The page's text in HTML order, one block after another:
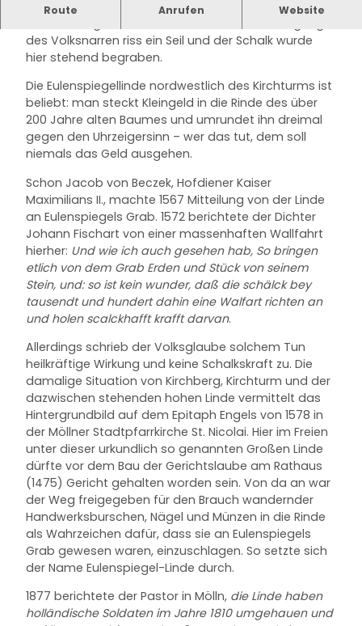
Route Anrufen Website
Unter der Eulenspiegel-Linde soll Till Eulenspiegel
des Volksnarren riss ein Seil und der Schalk wurde
hier stehend begraben.
Die Eulenspiegellinde nordwestlich des Kirchturms ist
beliebt: man steckt Kleingeld in die Rinde des über
200 Jahre alten Baumes und umrundet ihn dreimal
gegen den Uhrzeigersinn – wer das tut, dem soll
niemals das Geld ausgehen.
Schon Jacob von Beczek, Hofdiener Kaiser
Maximilians II., machte 1567 Mitteilung von der Linde
an Eulenspiegels Grab. 1572 berichtete der Dichter
Johann Fischart von einer massenhaften Wallfahrt
hierher: Und wie ich auch gesehen hab, So bringen
etlich von dem Grab Erden und Stück von seinem
Stein, und: so ist kein wunder, daß die schälck bey
tausendt und hundert dahin eine Walfart richten an
und holen scalckhafft krafft darvan.
Allerdings schrieb der Volksglaube solchem Tun
heilkräftige Wirkung und keine Schalkskraft zu. Die
damalige Situation von Kirchberg, Kirchturm und der
dazwischen stehenden hohen Linde vermittelt das
Hintergrundbild auf dem Epitaph Engels von 1578 in
der Möllner Stadtpfarrkirche St. Nicolai. Hier im Freien
unter dieser urkundlich so genannten Großen Linde
dürfte vor dem Bau der Gerichtslaube am Rathaus
(1475) Gericht gehalten worden sein. Von da an war
der Weg freigegeben für den Brauch wandernder
Handwerksburschen, Nägel und Münzen in die Rinde
als Wahrzeichen dafür, dass sie an Eulenspiegels
Grab gewesen waren, einzuschlagen. So setzte sich
der Name Eulenspiegel-Linde durch.
1877 berichtete der Pastor in Mölln, die Linde haben
holländische Soldaten im Jahre 1810 umgehauen und